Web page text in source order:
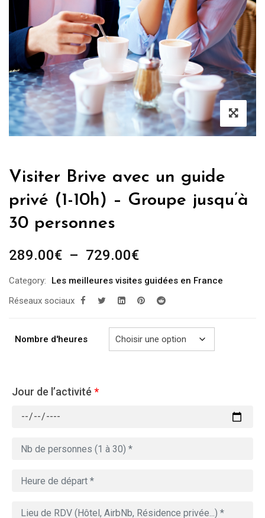
Visiter Brive avec un guide
privé (1-10h) – Groupe jusqu’à
30 personnes
289.00€ – 729.00€Plage
prix :
289.00€
729.00€
Category:
Les meilleures visites guidées en France
Réseaux sociaux
Nombre d'heures
Jour de l’activité *